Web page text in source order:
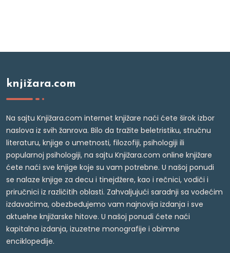
knjižara.com
Na sajtu Knjižara.com internet knjižare naći ćete širok izbor
naslova iz svih žanrova. Bilo da tražite beletristiku, stručnu
literaturu, knjige o umetnosti, filozofiji, psihologiji ili
popularnoj psihologiji, na sajtu Knjižara.com online knjižare
ćete naći sve knjige koje su vam potrebne. U našoj ponudi
se nalaze knjige za decu i tinejdžere, kao i rečnici, vodiči i
priručnici iz različitih oblasti. Zahvaljujući saradnji sa vodećim
izdavačima, obezbeđujemo vam najnovija izdanja i sve
aktuelne knjižarske hitove. U našoj ponudi ćete naći
kapitalna izdanja, izuzetne monografije i obimne
enciklopedije.